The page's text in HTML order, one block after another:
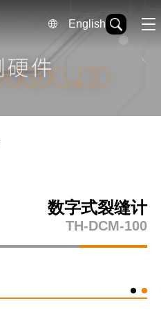
English
数字式裂缝计
TH-DCM-100